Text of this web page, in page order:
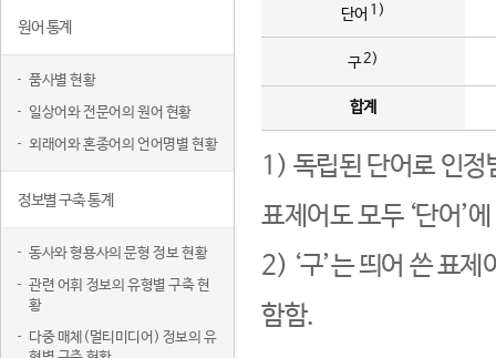
원어 통계
품사별 현황
일상어와 전문어의 원어 현황
외래어와 혼종어의 언어명별 현황
정보별 구축 통계
동사와 형용사의 문형 정보 현황
관련 어휘 정보의 유형별 구축 현
황
다중 매체(멀티미디어) 정보의 유
단어 1)
구2)
합계
1) 독립된 단어로 인정
표제어도 모두 ‘단어’
2) ‘구’는 띄어 쓴 표
함함.